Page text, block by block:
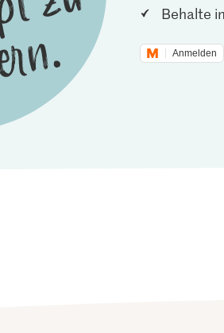
Behalte
Anmelden